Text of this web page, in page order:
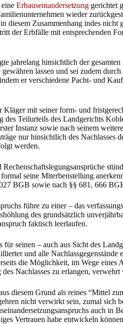
Erbauseinandersetzung gerichtet
wieder
diesem Zusammenhang indes nicht
der Erbfälle mit entsprechenden
jahrelang hinsichtlich der gesamten
lassen und sei zudem
er verschiedene Pacht- und
Kläger mit seiner form- und
des Teilurteils des Landgerichts
Instanz sowie nach seinem
nur hinsichtlich des
werden.
seine Miterbenstellung
BGB sowie nach §§ 681, 666
führe zu einer – das
des grundsätzlich
faktisch leerlaufen.
seinen – auch aus Sicht des
und alle Nachlassgegenstände
die Möglichkeit, im Wege eines
Nachlasses zu erlangen, verwehrt
diesem Grund als reines “Mittel
nicht verwirkt sein, zumal sich
auch in
Vertrauen habe entwickeln